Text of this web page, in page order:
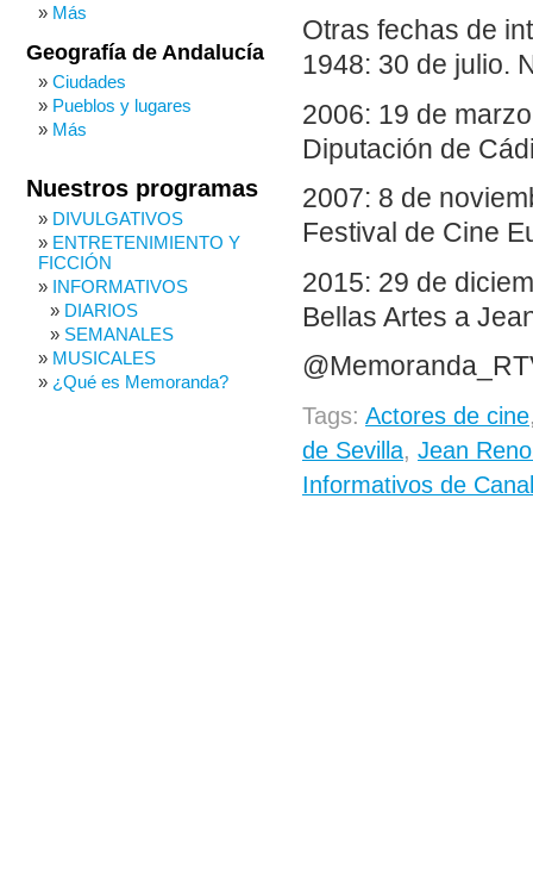
Otras fechas de
1948: 30 de julio.
2006: 19 de
Diputación de
2007: 8 de
Festival de Cine
2015: 29 de
Bellas Artes a
Tags: Actores de cine
de Sevilla, Jean
Informativos de
Más
Geografía de Andalucía
Ciudades
Pueblos y lugares
Más
Nuestros programas
DIVULGATIVOS
ENTRETENIMIENTO Y
FICCIÓN
INFORMATIVOS
DIARIOS
SEMANALES
MUSICALES
¿Qué es Memoranda?